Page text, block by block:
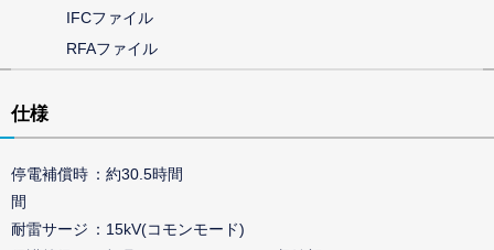
IFCファイル
RFAファイル
仕様
停電補償時
間
約30.5時間
耐雷サージ
15kV(コモンモード)